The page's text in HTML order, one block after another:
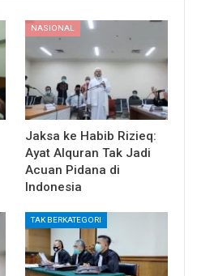
NASIONAL
Jaksa ke Habib Rizieq:
Ayat Alquran Tak Jadi
Acuan Pidana di
Indonesia
TAK BERKATEGORI